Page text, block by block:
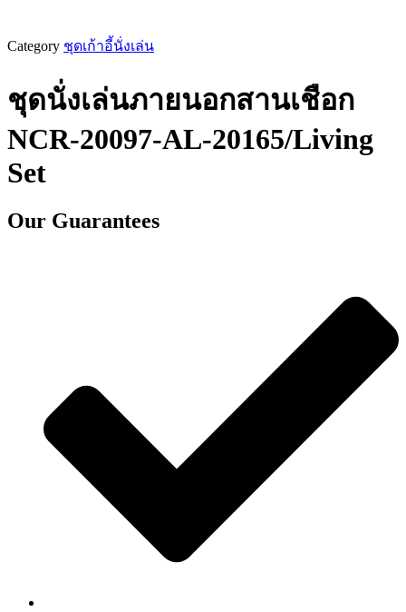
Category ชุดเก้าอี้นั่งเล่น
ชุดนั่งเล่นภายนอกสานเชือก
NCR-20097-AL-20165/Living
Set
Our Guarantees